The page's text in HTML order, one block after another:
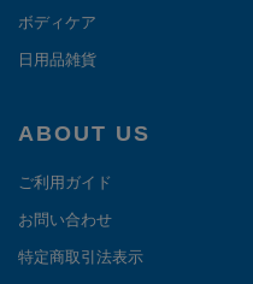
ボディケア
日用品雑貨
ABOUT US
ご利用ガイド
お問い合わせ
特定商取引法表示